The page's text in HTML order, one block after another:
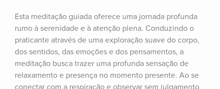
Esta meditação guiada oferece uma jornada profunda
rumo à serenidade e à atenção plena. Conduzindo o
praticante através de uma exploração suave do corpo,
dos sentidos, das emoções e dos pensamentos, a
meditação busca trazer uma profunda sensação de
relaxamento e presença no momento presente. Ao se
conectar com a respiração e observar sem julgamento